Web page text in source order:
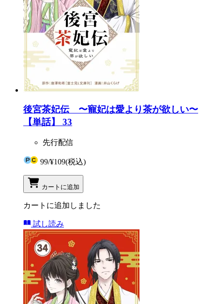
後宮茶妃伝 〜寵妃は愛より茶が欲しい〜
【単話】 33
先行配信
99/¥109(税込)
カートに追加
カートに追加しました
試し読み